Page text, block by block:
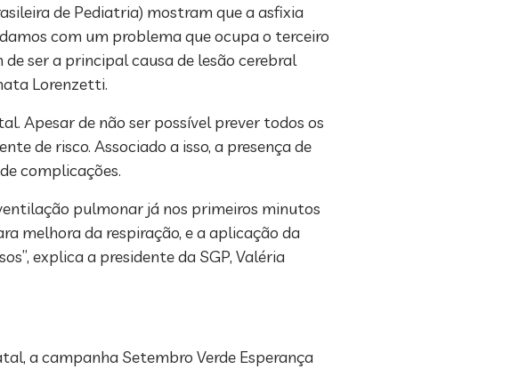
de Pediatria) mostram que a asfixia
com um problema que ocupa o terceiro
ser a principal causa de lesão cerebral
Lorenzetti.
Apesar de não ser possível prever todos os
de risco. Associado a isso, a presença de
complicações.
pulmonar já nos primeiros minutos
melhora da respiração, e a aplicação da
explica a presidente da SGP, Valéria
a campanha Setembro Verde Esperança